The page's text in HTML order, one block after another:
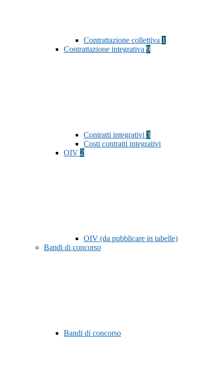
Contrattazione collettiva 1
Contrattazione integrativa 9
Contratti integrativi 3
Costi contratti integrativi
OIV 2
OIV (da pubblicare in tabelle)
Bandi di concorso
Bandi di concorso